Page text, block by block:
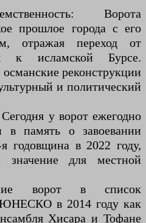
Ворота
прошлое города с его
отражая переход от
к исламской Бурсе.
реконструкции
и политический
у ворот ежегодно
в память о завоевании
годовщина в 2022 году,
значение для местной
ворот в список
ЮНЕСКО в 2014 году как
Хисара и Тофане